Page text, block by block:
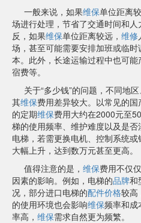
一般来说，如果维保单位距离
场进行处理，节省了交通时间和
反，如果维保单位距离较远， 维修
场，甚至可能需要安排加班或临
本。此外，长途运输过程中也可
宿费等。
关于“多少钱”的问题，不同地
其维保费用差异较大。以常见的
的定期维保费用大约在2000元至
梯的使用频率、维护难度以及是
电梯，若需更换电机、控制系统
大幅上升，达到数万元甚至更高。
值得注意的是， 维保费用不仅
因素的影响。例如，电梯的品牌和
况，部分进口电梯的配件价格较高
的使用环境也会影响维保频率和成
率高， 维保需求自然更为频繁。